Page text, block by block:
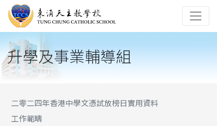
升學及事業輔導組
二零二四年香港中學文憑試放榜日實用資料
工作範疇